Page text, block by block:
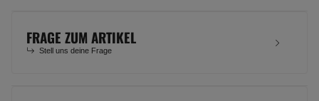
FRAGE ZUM ARTIKEL
Stell uns deine Frage